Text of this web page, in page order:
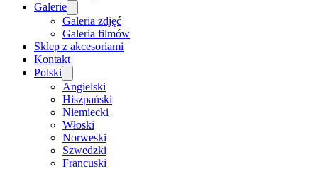
Galerie
Galeria zdjęć
Galeria filmów
Sklep z akcesoriami
Kontakt
Polski
Angielski
Hiszpański
Niemiecki
Włoski
Norweski
Szwedzki
Francuski